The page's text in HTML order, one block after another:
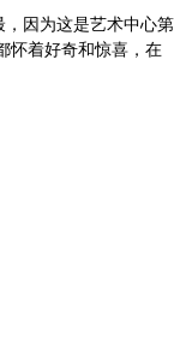
因为这是艺术中心第
怀着好奇和惊喜，在